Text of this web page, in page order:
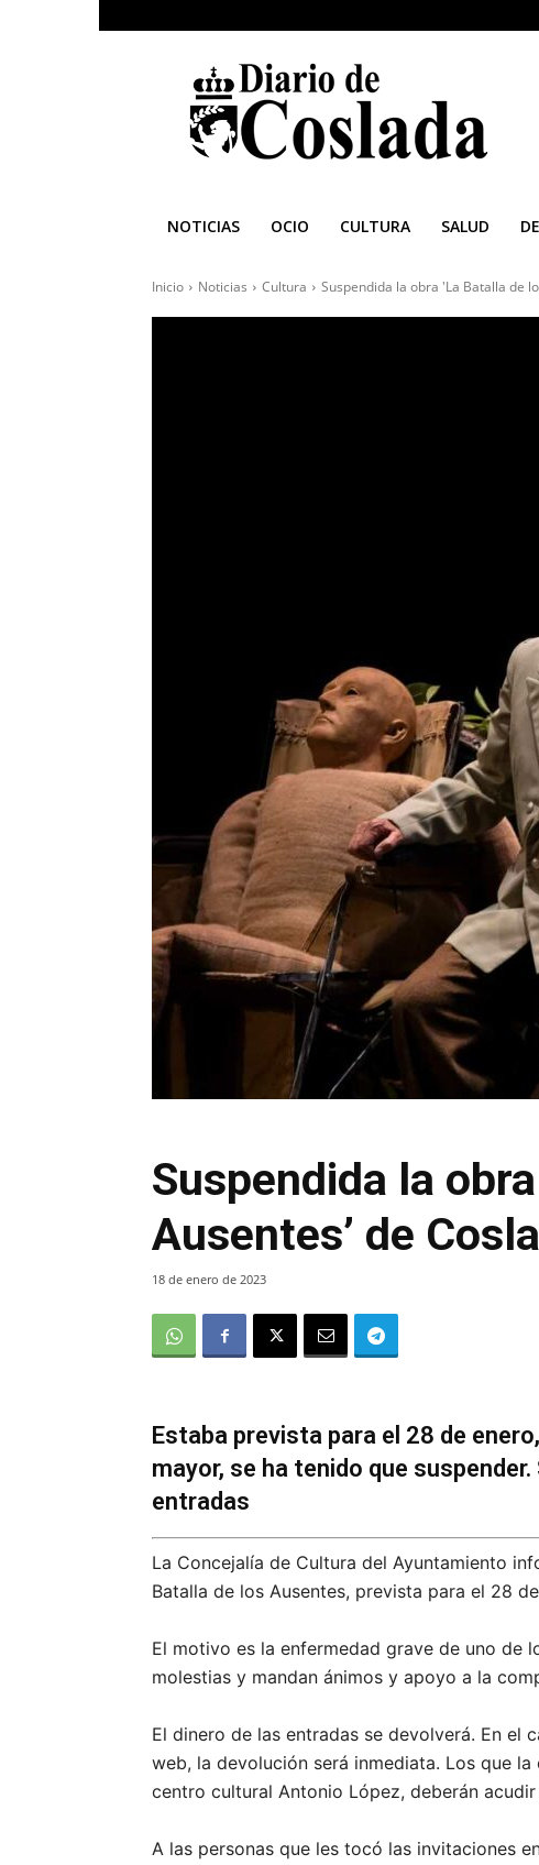
Diario
de
Coslada
NOTICIAS OCIO CULTURA SALUD
Inicio Noticias Cultura Suspendida la obra 'La Batalla de
Suspendida la
Ausentes’ de
18 de enero de 2023
Estaba prevista para el 28 de
mayor, se ha tenido que
entradas
La Concejalía de Cultura del Ayuntamiento
Batalla de los Ausentes, prevista para el 28
El motivo es la enfermedad grave de uno de
molestias y mandan ánimos y apoyo a la
El dinero de las entradas se devolverá. En el
web, la devolución será inmediata. Los que
centro cultural Antonio López, deberán
A las personas que les tocó las invitaciones